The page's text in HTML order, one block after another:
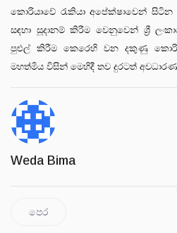
කොරියාවේ රැකියා අපේක්ෂාවෙන්
සඳහා සූදානම් කිරීම වෙනුවෙන් ශ්‍රී
පුළුල් කිරීම කෙරෙහි වන දකුණු
මහත්මිය විසින් මෙහිදී තව දුරටත්
Weda Bima
පෙර